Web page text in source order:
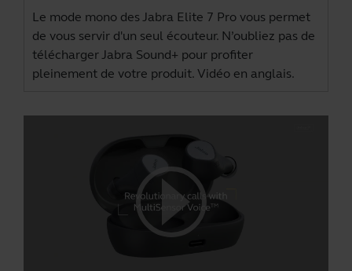
Le mode mono des Jabra Elite 7 Pro vous permet
de vous servir d'un seul écouteur. N’oubliez pas de
téléchargerJabra Sound+ pour profiter
pleinement de votre produit. Vidéo en anglais.